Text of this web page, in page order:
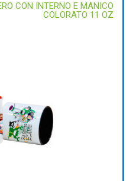
CON INTERNO E MANICO
COLORATO 11 OZ